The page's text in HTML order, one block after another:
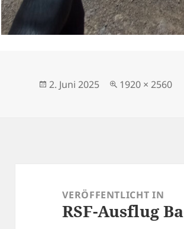
Veröffentlicht
2. Juni 2025 Originalgröße
1920 × 2560
VERÖFFENTLICHT IN
RSF-Ausflug